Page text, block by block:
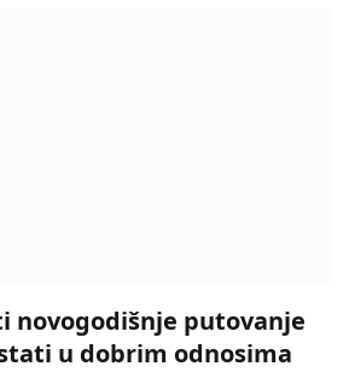
novogodišnje putovanje
u dobrim odnosima